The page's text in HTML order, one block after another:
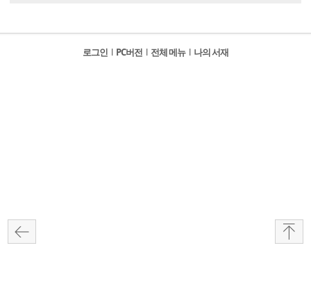
로그인 l PC버전 l 전체 메뉴 l 나의 서재